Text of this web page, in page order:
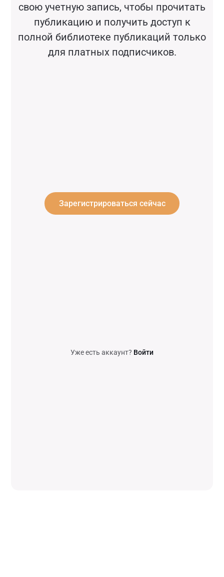
свою учетную запись, чтобы прочитать
публикацию и получить доступ к
полной библиотеке публикаций только
для платных подписчиков.
Зарегистрироваться сейчас
Уже есть аккаунт? Войти